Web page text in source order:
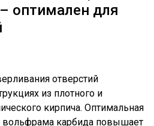
оптимален для
отверстий
из плотного и
кирпича. Оптимальная
вольфрама карбида повышает